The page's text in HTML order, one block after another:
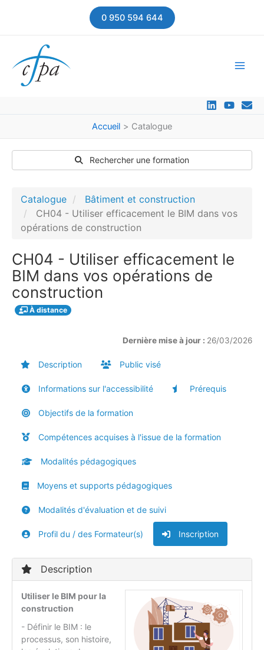
0 950 594 644
Accueil Catalogue
Rechercher une formation
Catalogue
Bâtiment et construction
CH04 - Utiliser efficacement le BIM dans vos
opérations de construction
CH04 - Utiliser efficacement le
BIM dans vos opérations de
construction
À distance
Dernière mise à jour : 26/03/2026
Description Public visé
Informations sur l'accessibilité Prérequis
Objectifs de la formation
Compétences acquises à l'issue de la formation
Modalités pédagogiques
Moyens et supports pédagogiques
Modalités d'évaluation et de suivi
Profil du / des Formateur(s) Inscription
Description
Utiliser le BIM pour la
construction
- Définir le BIM : le
processus, son histoire,